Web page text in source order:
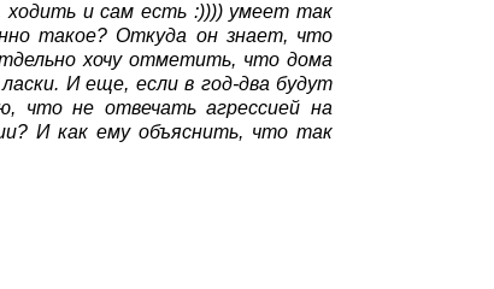
и сам есть :)))) умеет так
такое? Откуда он знает, что
хочу отметить, что дома
И еще, если в год-два будут
что не отвечать агрессией на
И как ему объяснить, что так